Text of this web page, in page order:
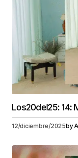
Los20del25: 14:
12/diciembre/2025by